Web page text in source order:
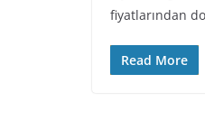
fiyatlarından
Read More